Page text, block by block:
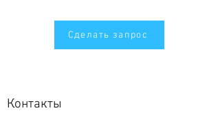
Edition of 5
Сделать запрос
Контакты